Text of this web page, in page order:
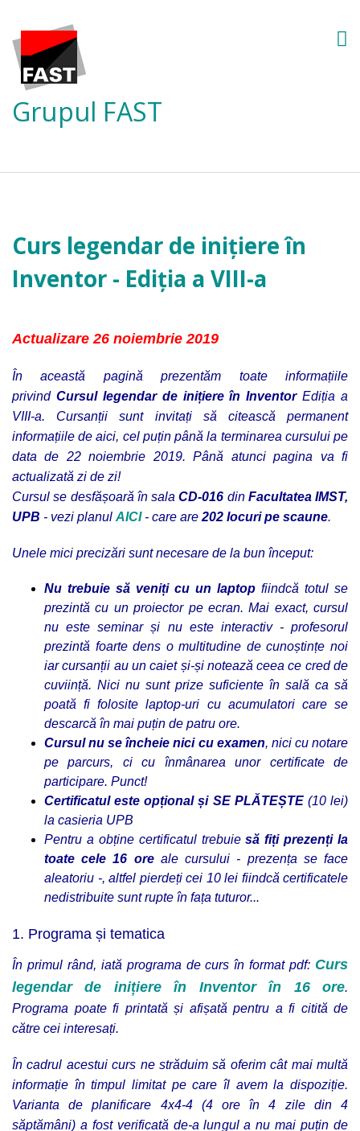
Grupul FAST
Curs legendar de inițiere în
Inventor - Ediția a VIII-a
Actualizare 26 noiembrie 2019
În această pagină prezentăm toate informațiile
privind Cursul legendar de inițiere în Inventor Ediția a
VIII-a.
Cursanții sunt invitați să citească permanent
informațiile de aici, cel puțin până la terminarea cursului pe
data de 22 noiembrie 2019. Până atunci pagina va fi
actualizată zi de zi!
Cursul se desfășoară în sala CD-016 din Facultatea IMST,
UPB - vezi planul AICI - care are 202 locuri pe scaune.
Unele mici precizări sunt necesare de la bun început:
Nu trebuie să veniți cu un laptop fiindcă totul se
prezintă cu un proiector pe ecran. Mai exact, cursul
nu este seminar și nu este interactiv - profesorul
prezintă foarte dens o multitudine de cunoștințe noi
iar cursanții au un caiet și-și notează ceea ce cred de
cuviință. Nici nu sunt prize suficiente în sală ca să
poată fi folosite laptop-uri cu acumulatori care se
descarcă în mai puțin de patru ore.
Cursul nu se încheie nici cu examen, nici cu notare
pe parcurs, ci cu înmânarea unor certificate de
participare. Punct!
Certificatul este opțional și SE PLĂTEȘTE (10 lei)
la casieria UPB
Pentru a obține certificatul trebuie să fiți prezenți la
toate cele 16 ore ale cursului - prezența se face
aleatoriu -, altfel pierdeți cei 10 lei fiindcă certificatele
nedistribuite sunt rupte în fața tuturor...
1. Programa și tematica
În primul rând, iată programa de curs în format pdf: Curs
legendar de inițiere în Inventor în 16 ore.
Programa poate fi printată și afișată pentru a fi citită de
către cei interesați.
În cadrul acestui curs ne străduim să oferim cât mai multă
informație în timpul limitat pe care îl avem la dispoziție.
Varianta de planificare 4x4-4 (4 ore în 4 zile din 4
săptămâni) a fost verificată de-a lungul a nu mai puțin de